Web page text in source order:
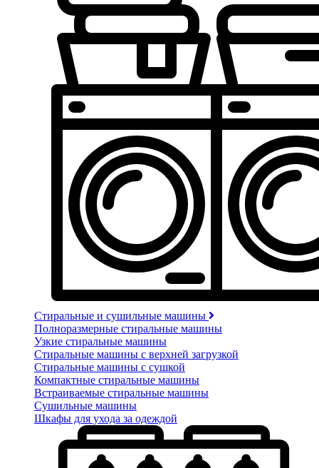
Стиральные и сушильные машины
Полноразмерные стиральные машины
Узкие стиральные машины
Стиральные машины с верхней загрузкой
Стиральные машины с сушкой
Компактные стиральные машины
Встраиваемые стиральные машины
Сушильные машины
Шкафы для ухода за одеждой